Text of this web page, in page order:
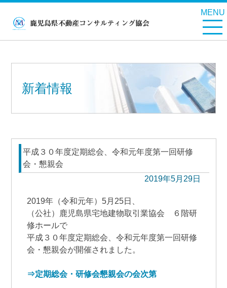
MENU
新着情報
平成３０年度定期総会、令和元年度第一回研修
会・懇親会
2019年5月29日
2019年（令和元年）5月25日、
（公社）鹿児島県宅地建物取引業協会 ６階研
修ホールで
平成３０年度定期総会、令和元年度第一回研修
会・懇親会が開催されました。
⇒定期総会・研修会懇親会の会次第